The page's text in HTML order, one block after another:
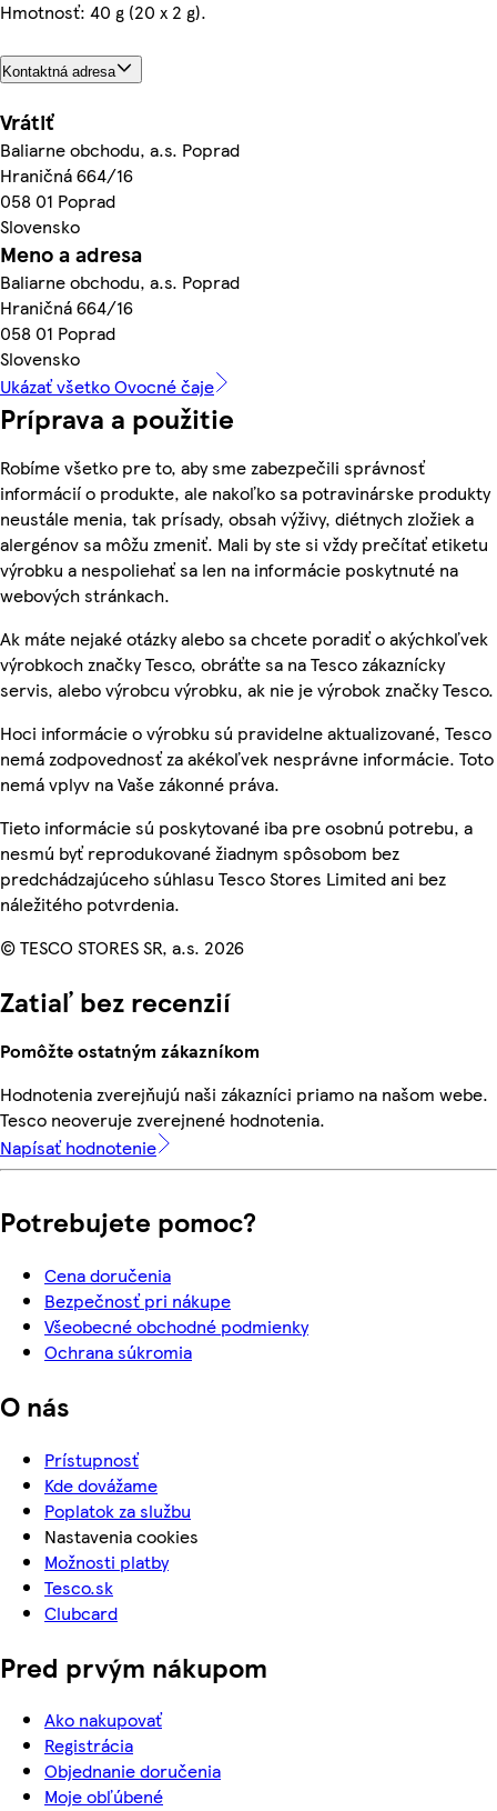
Hmotnosť: 40 g (20 x 2 g).
Kontaktná adresa
Vrátiť
Baliarne obchodu, a.s. Poprad
Hraničná 664/16
058 01 Poprad
Slovensko
Meno a adresa
Baliarne obchodu, a.s. Poprad
Hraničná 664/16
058 01 Poprad
Slovensko
Ukázať všetko Ovocné čaje
Príprava a použitie
Robíme všetko pre to, aby sme zabezpečili správnosť
informácií o produkte, ale nakoľko sa potravinárske produkty
neustále menia, tak prísady, obsah výživy, diétnych zložiek a
alergénov sa môžu zmeniť. Mali by ste si vždy prečítať etiketu
výrobku a nespoliehať sa len na informácie poskytnuté na
webových stránkach.
Ak máte nejaké otázky alebo sa chcete poradiť o akýchkoľvek
výrobkoch značky Tesco, obráťte sa na Tesco zákaznícky
servis, alebo výrobcu výrobku, ak nie je výrobok značky Tesco.
Hoci informácie o výrobku sú pravidelne aktualizované, Tesco
nemá zodpovednosť za akékoľvek nesprávne informácie. Toto
nemá vplyv na Vaše zákonné práva.
Tieto informácie sú poskytované iba pre osobnú potrebu, a
nesmú byť reprodukované žiadnym spôsobom bez
predchádzajúceho súhlasu Tesco Stores Limited ani bez
náležitého potvrdenia.
© TESCO STORES SR, a.s. 2026
Zatiaľ bez recenzií
Pomôžte ostatným zákazníkom
Hodnotenia zverejňujú naši zákazníci priamo na našom webe.
Tesco neoveruje zverejnené hodnotenia.
Napísať hodnotenie
Potrebujete pomoc?
Cena doručenia
Bezpečnosť pri nákupe
Všeobecné obchodné podmienky
Ochrana súkromia
O nás
Prístupnosť
Kde dovážame
Poplatok za službu
Nastavenia cookies
Možnosti platby
Tesco.sk
Clubcard
Pred prvým nákupom
Ako nakupovať
Registrácia
Objednanie doručenia
Moje obľúbené